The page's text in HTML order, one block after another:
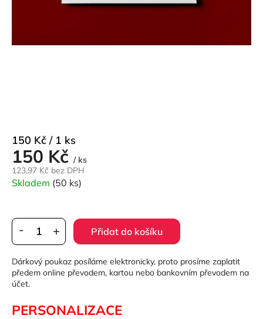
150 Kč / ks
123,97 Kč bez DPH
Měrná
cena:
150 Kč / 1 ks
Skladem (50 ks)
Přidat do košíku
Dárkový poukaz posíláme elektronicky, proto prosíme zaplatit
předem online převodem, kartou nebo bankovním převodem na
účet.
PERSONALIZACE